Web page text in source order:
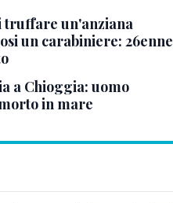
truffare un'anziana
un carabiniere: 26enne
a Chioggia: uomo
in mare